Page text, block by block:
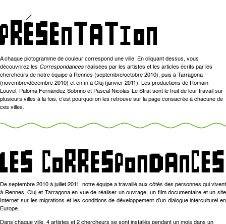
A chaque pictogramme de couleur correspond une ville. En cliquant dessus, vous
découvrirez les Correspondances réalisées par les artistes et les articles écrits par les
chercheurs de notre équipe à Rennes (septembre/octobre 2010), puis à Tarragona
(novembre/décembre 2010) et enfin à Cluj (janvier 2011). Les productions de Romain
Louvel, Paloma Fernández Sobrino et Pascal Nicolas-Le Strat sont le fruit de leur travail sur
plusieurs villes à la fois, c’est pourquoi on les retrouve sur la page consacrée à chacune de
ces villes.
De septembre 2010 à juillet 2011, notre équipe a travaillé aux côtés des personnes qui vivent
à Rennes, Cluj et Tarragona en vue de réaliser un ouvrage, un film documentaire et un site
Internet sur les migrations et les conditions de développement d’un dialogue interculturel en
Europe.
Dans chaque ville, 4 artistes et 2 chercheurs se sont installés pendant un mois dans un